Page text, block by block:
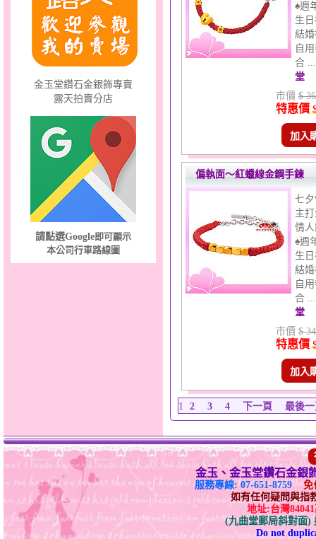
甜心女孩～金銀鋼女套鍊
金玉堂鑽石金銀飾專賣
露天拍賣分店
請點選Google即可顯示
本公司行車路線圖
♠週
生
結
自
合
堂
市價 $
特惠價
加入
偏執面～紅蠟線金鋼手鍊
七
主
情
♠週
生
結
自
合
堂
市價 $
特惠價
加入
1 2 3 4 下一頁 最後
金玉、金玉堂鑽石金銀
服務專線: 07-651-8759
免
如有任何疑問與指
地址:台灣
(九曲堂郵局斜對面)
Do not